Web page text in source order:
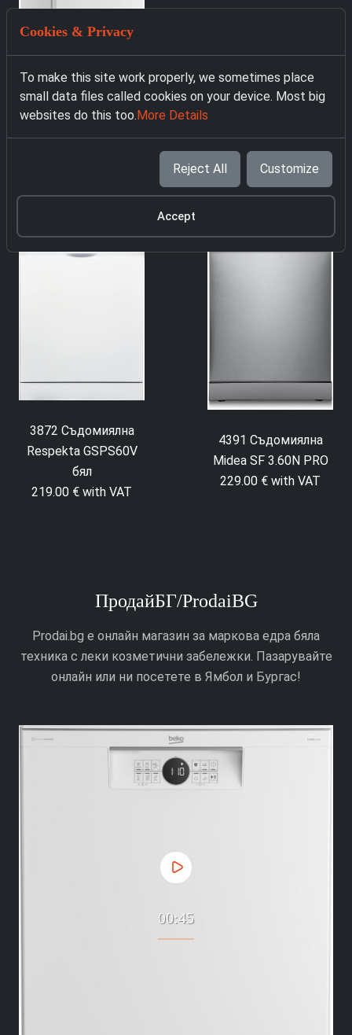
3131 Съдомиялна
3872 Съдомиялна
Respekta GSPS60V
бял
219.00 € with VAT
4391 Съдомиялна
Midea SF 3.60N PRO
229.00 € with VAT
ПродайБГ/ProdaiBG
Prodai.bg е онлайн магазин за маркова едра бяла
техника с леки козметични забележки. Пазарувайте
онлайн или ни посетете в Ямбол и Бургас!
00:45
Cookies & Privacy
To make this site work properly, we sometimes place
small data files called cookies on your device. Most big
websites do this too.More Details
Reject All Customize
Accept